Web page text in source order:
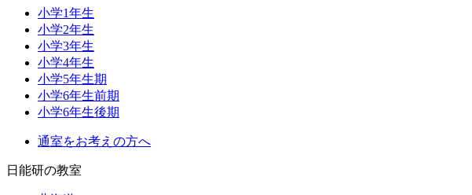
小学1年生
小学2年生
小学3年生
小学4年生
小学5年生期
小学6年生前期
小学6年生後期
通室をお考えの方へ
日能研の教室